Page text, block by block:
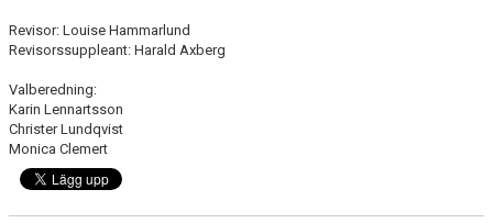
Revisor: Louise Hammarlund
Revisorssuppleant: Harald Axberg
Valberedning:
Karin Lennartsson
Christer Lundqvist
Monica Clemert